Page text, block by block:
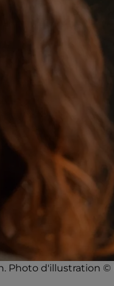
Photo d'illustration